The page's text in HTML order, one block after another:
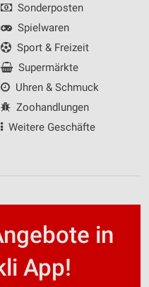
Sonderposten
Spielwaren
Sport & Freizeit
Supermärkte
Uhren & Schmuck
Zoohandlungen
Weitere Geschäfte
in
App!